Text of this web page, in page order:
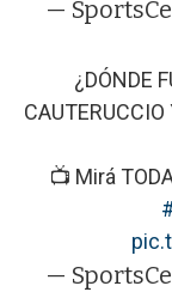
—
¿DÓNDE
📺 Mirá
—